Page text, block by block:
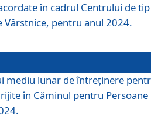
în cadrul Centrului de tip
Vârstnice, pentru anul 2024.
mediu lunar de întreţinere
în Căminul pentru Persoane